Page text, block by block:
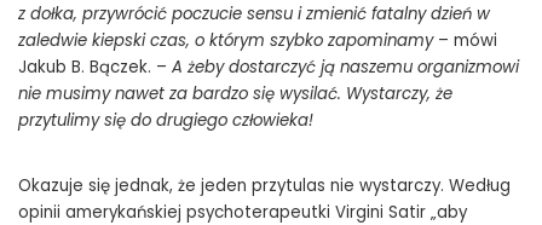
z dołka, przywrócić poczucie sensu i zmienić fatalny dzień w
zaledwie kiepski czas, o którym szybko zapominamy– mówi
Jakub B. Bączek. – A żeby dostarczyć ją naszemu organizmowi
nie musimy nawet za bardzo się wysilać. Wystarczy, że
przytulimy się do drugiego człowieka!
Okazuje się jednak, że jeden przytulas nie wystarczy. Według
opinii amerykańskiej psychoterapeutki Virgini Satir „aby